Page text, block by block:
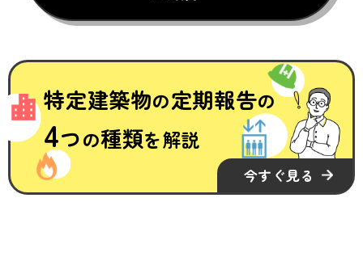
特定建築物の定期報告の
4つの種類を解説
今すぐ見る